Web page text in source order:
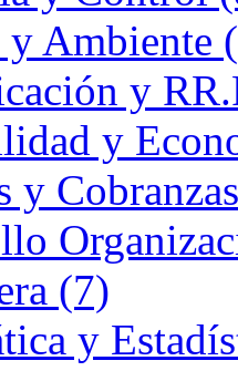
y Ambiente
y
y
y
(7)
y